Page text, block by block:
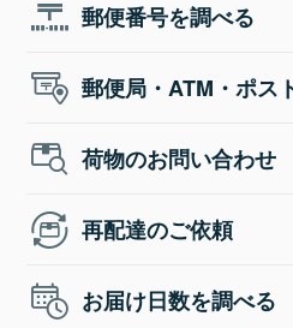
郵便番号を調べる
郵便局・ATM・ポス
荷物のお問い合わせ
再配達のご依頼
お届け日数を調べる